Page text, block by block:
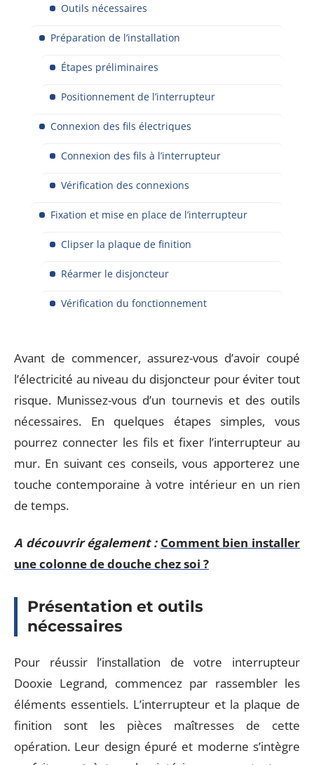
Outils nécessaires
Préparation de l’installation
Étapes préliminaires
Positionnement de l’interrupteur
Connexion des fils électriques
Connexion des fils à l’interrupteur
Vérification des connexions
Fixation et mise en place de l’interrupteur
Clipser la plaque de finition
Réarmer le disjoncteur
Vérification du fonctionnement
Avant de commencer, assurez-vous d’avoir coupé
l’électricité au niveau du disjoncteur pour éviter tout
risque. Munissez-vous d’un tournevis et des outils
nécessaires. En quelques étapes simples, vous
pourrez connecter les fils et fixer l’interrupteur au
mur. En suivant ces conseils, vous apporterez une
touche contemporaine à votre intérieur en un rien
de temps.
A découvrir également : Comment bien installer
une colonne de douche chez soi ?
Présentation et outils
nécessaires
Pour réussir l’installation de votre interrupteur
Dooxie Legrand, commencez par rassembler les
éléments essentiels. L’interrupteur et la plaque de
finition sont les pièces maîtresses de cette
opération. Leur design épuré et moderne s’intègre